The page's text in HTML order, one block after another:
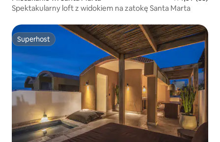
Spektakularny loft z widokiem na zatokę Santa Marta
Superhost
Superhost